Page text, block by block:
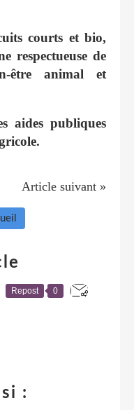
courts et bio,
respectueuse de
être animal et
aides publiques
Article suivant »
Repost 0
: